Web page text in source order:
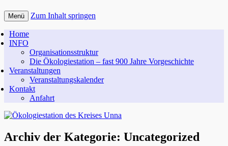
Menü Zum Inhalt springen
Home
INFO
Organisationsstruktur
Die Ökologiestation – fast 900 Jahre Vorgeschichte
Veranstaltungen
Veranstaltungskalender
Kontakt
Anfahrt
Archiv der Kategorie: Uncategorized